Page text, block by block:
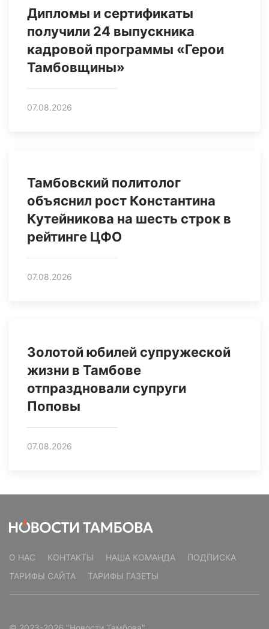
Дипломы и сертификаты
получили 24 выпускника
кадровой программы «Герои
Тамбовщины»
07.08.2026
Тамбовский политолог
объяснил рост Константина
Кутейникова на шесть строк в
рейтинге ЦФО
07.08.2026
Золотой юбилей супружеской
жизни в Тамбове
отпраздновали супруги
Поповы
07.08.2026
О НАС КОНТАКТЫ НАША КОМАНДА
ПОДПИСКА
ТАРИФЫ САЙТА
ТАРИФЫ ГАЗЕТЫ